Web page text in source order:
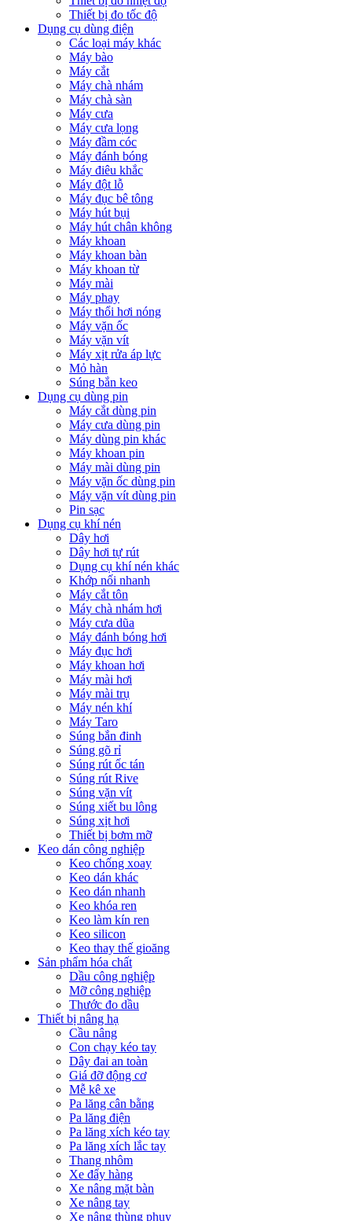
Thiết bị đo tốc độ
Dụng cụ dùng điện
Các loại máy khác
Máy bào
Máy cắt
Máy chà nhám
Máy chà sàn
Máy cưa
Máy cưa lọng
Máy đầm cóc
Máy đánh bóng
Máy điêu khắc
Máy đột lỗ
Máy đục bê tông
Máy hút bụi
Máy hút chân không
Máy khoan
Máy khoan bàn
Máy khoan từ
Máy mài
Máy phay
Máy thổi hơi nóng
Máy vặn ốc
Máy vặn vít
Máy xịt rửa áp lực
Mỏ hàn
Súng bắn keo
Dụng cụ dùng pin
Máy cắt dùng pin
Máy cưa dùng pin
Máy dùng pin khác
Máy khoan pin
Máy mài dùng pin
Máy vặn ốc dùng pin
Máy vặn vít dùng pin
Pin sạc
Dụng cụ khí nén
Dây hơi
Dây hơi tự rút
Dụng cụ khí nén khác
Khớp nối nhanh
Máy cắt tôn
Máy chà nhám hơi
Máy cưa dũa
Máy đánh bóng hơi
Máy đục hơi
Máy khoan hơi
Máy mài hơi
Máy mài trụ
Máy nén khí
Máy Taro
Súng bắn đinh
Súng gõ rỉ
Súng rút ốc tán
Súng rút Rive
Súng vặn vít
Súng xiết bu lông
Súng xịt hơi
Thiết bị bơm mỡ
Keo dán công nghiệp
Keo chống xoay
Keo dán khác
Keo dán nhanh
Keo khóa ren
Keo làm kín ren
Keo silicon
Keo thay thế gioăng
Sản phẩm hóa chất
Dầu công nghiệp
Mỡ công nghiệp
Thước đo dầu
Thiết bị nâng hạ
Cầu nâng
Con chạy kéo tay
Dây đai an toàn
Giá đỡ động cơ
Mễ kê xe
Pa lăng cân bằng
Pa lăng điện
Pa lăng xích kéo tay
Pa lăng xích lắc tay
Thang nhôm
Xe đẩy hàng
Xe nâng mặt bàn
Xe nâng tay
Xe nâng thùng phuy